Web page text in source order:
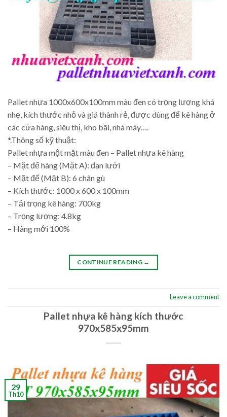
Pallet nhựa 1000x600x100mm màu đen có trọng lượng khá
nhẹ, kích thước nhỏ và giá thành rẻ, được dùng để kê hàng ở
các cửa hàng, siêu thị, kho bãi, nhà máy….
*.Thông số kỹ thuật:
Pallet nhựa một mặt màu đen – Pallet nhựa kê hàng
– Mặt để hàng (Mặt A): đan lưới
– Mặt đế (Mặt B): 6 chân gù
– Kích thước: 1000 x 600 x 100mm
– Tải trọng kê hàng: 700kg
– Trọng lượng: 4.8kg
– Hàng mới 100%
CONTINUE READING →
Leave a comment
Pallet nhựa kê hàng kích thước
970x585x95mm
29
Th10